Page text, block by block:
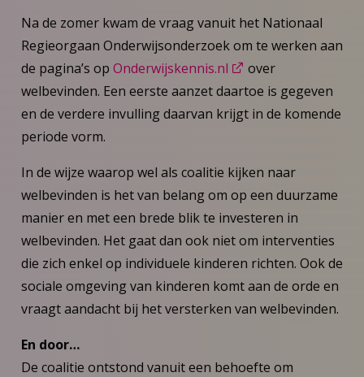
Na de zomer kwam de vraag vanuit het Nationaal
Regieorgaan Onderwijsonderzoek om te werken aan
de pagina’s op Onderwijskennis.nl
over
welbevinden. Een eerste aanzet daartoe is gegeven
en de verdere invulling daarvan krijgt in de komende
periode vorm.
In de wijze waarop wel als coalitie kijken naar
welbevinden is het van belang om op een duurzame
manier en met een brede blik te investeren in
welbevinden. Het gaat dan ook niet om interventies
die zich enkel op individuele kinderen richten. Ook de
sociale omgeving van kinderen komt aan de orde en
vraagt aandacht bij het versterken van welbevinden.
En door…
De coalitie ontstond vanuit een behoefte om